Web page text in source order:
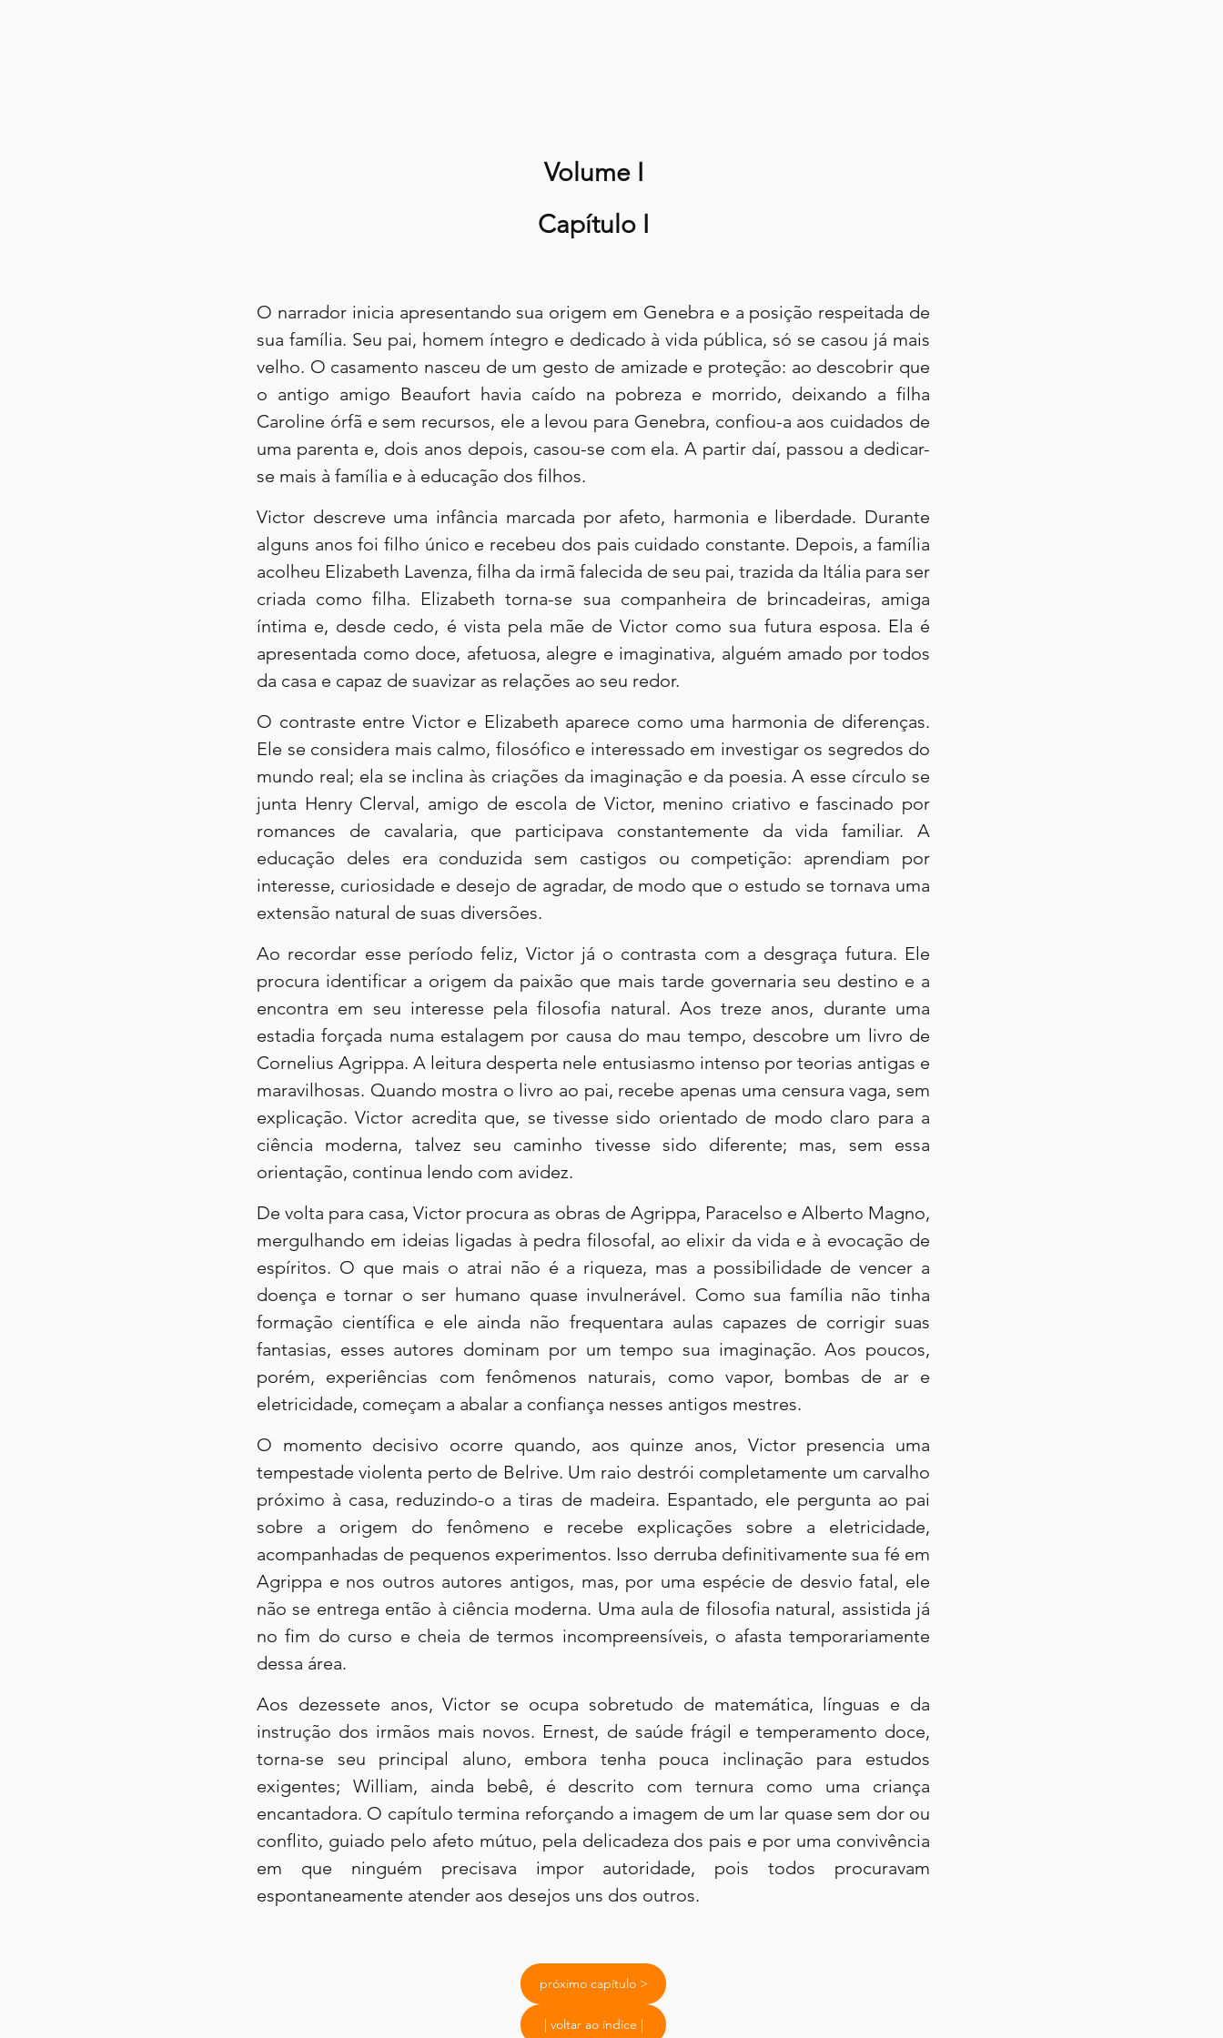
Volume I
Capítulo I
O narrador inicia apresentando sua origem em Genebra e a posição respeitada de
sua família. Seu pai, homem íntegro e dedicado à vida pública, só se casou já mais
velho. O casamento nasceu de um gesto de amizade e proteção: ao descobrir que
o antigo amigo Beaufort havia caído na pobreza e morrido, deixando a filha
Caroline órfã e sem recursos, ele a levou para Genebra, confiou-a aos cuidados de
uma parenta e, dois anos depois, casou-se com ela. A partir daí, passou a dedicar-
se mais à família e à educação dos filhos.
Victor descreve uma infância marcada por afeto, harmonia e liberdade. Durante
alguns anos foi filho único e recebeu dos pais cuidado constante. Depois, a família
acolheu Elizabeth Lavenza, filha da irmã falecida de seu pai, trazida da Itália para ser
criada como filha. Elizabeth torna-se sua companheira de brincadeiras, amiga
íntima e, desde cedo, é vista pela mãe de Victor como sua futura esposa. Ela é
apresentada como doce, afetuosa, alegre e imaginativa, alguém amado por todos
da casa e capaz de suavizar as relações ao seu redor.
O contraste entre Victor e Elizabeth aparece como uma harmonia de diferenças.
Ele se considera mais calmo, filosófico e interessado em investigar os segredos do
mundo real; ela se inclina às criações da imaginação e da poesia. A esse círculo se
junta Henry Clerval, amigo de escola de Victor, menino criativo e fascinado por
romances de cavalaria, que participava constantemente da vida familiar. A
educação deles era conduzida sem castigos ou competição: aprendiam por
interesse, curiosidade e desejo de agradar, de modo que o estudo se tornava uma
extensão natural de suas diversões.
Ao recordar esse período feliz, Victor já o contrasta com a desgraça futura. Ele
procura identificar a origem da paixão que mais tarde governaria seu destino e a
encontra em seu interesse pela filosofia natural. Aos treze anos, durante uma
estadia forçada numa estalagem por causa do mau tempo, descobre um livro de
Cornelius Agrippa. A leitura desperta nele entusiasmo intenso por teorias antigas e
maravilhosas. Quando mostra o livro ao pai, recebe apenas uma censura vaga, sem
explicação. Victor acredita que, se tivesse sido orientado de modo claro para a
ciência moderna, talvez seu caminho tivesse sido diferente; mas, sem essa
orientação, continua lendo com avidez.
De volta para casa, Victor procura as obras de Agrippa, Paracelso e Alberto Magno,
mergulhando em ideias ligadas à pedra filosofal, ao elixir da vida e à evocação de
espíritos. O que mais o atrai não é a riqueza, mas a possibilidade de vencer a
doença e tornar o ser humano quase invulnerável. Como sua família não tinha
formação científica e ele ainda não frequentara aulas capazes de corrigir suas
fantasias, esses autores dominam por um tempo sua imaginação. Aos poucos,
porém, experiências com fenômenos naturais, como vapor, bombas de ar e
eletricidade, começam a abalar a confiança nesses antigos mestres.
O momento decisivo ocorre quando, aos quinze anos, Victor presencia uma
tempestade violenta perto de Belrive. Um raio destrói completamente um carvalho
próximo à casa, reduzindo-o a tiras de madeira. Espantado, ele pergunta ao pai
sobre a origem do fenômeno e recebe explicações sobre a eletricidade,
acompanhadas de pequenos experimentos. Isso derruba definitivamente sua fé em
Agrippa e nos outros autores antigos, mas, por uma espécie de desvio fatal, ele
não se entrega então à ciência moderna. Uma aula de filosofia natural, assistida já
no fim do curso e cheia de termos incompreensíveis, o afasta temporariamente
dessa área.
Aos dezessete anos, Victor se ocupa sobretudo de matemática, línguas e da
instrução dos irmãos mais novos. Ernest, de saúde frágil e temperamento doce,
torna-se seu principal aluno, embora tenha pouca inclinação para estudos
exigentes; William, ainda bebê, é descrito com ternura como uma criança
encantadora. O capítulo termina reforçando a imagem de um lar quase sem dor ou
conflito, guiado pelo afeto mútuo, pela delicadeza dos pais e por uma convivência
em que ninguém precisava impor autoridade, pois todos procuravam
espontaneamente atender aos desejos uns dos outros.
próximo capítulo >
| voltar ao índice |